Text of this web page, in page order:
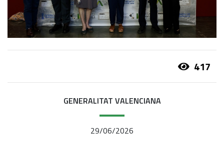
417
GENERALITAT VALENCIANA
29/06/2026